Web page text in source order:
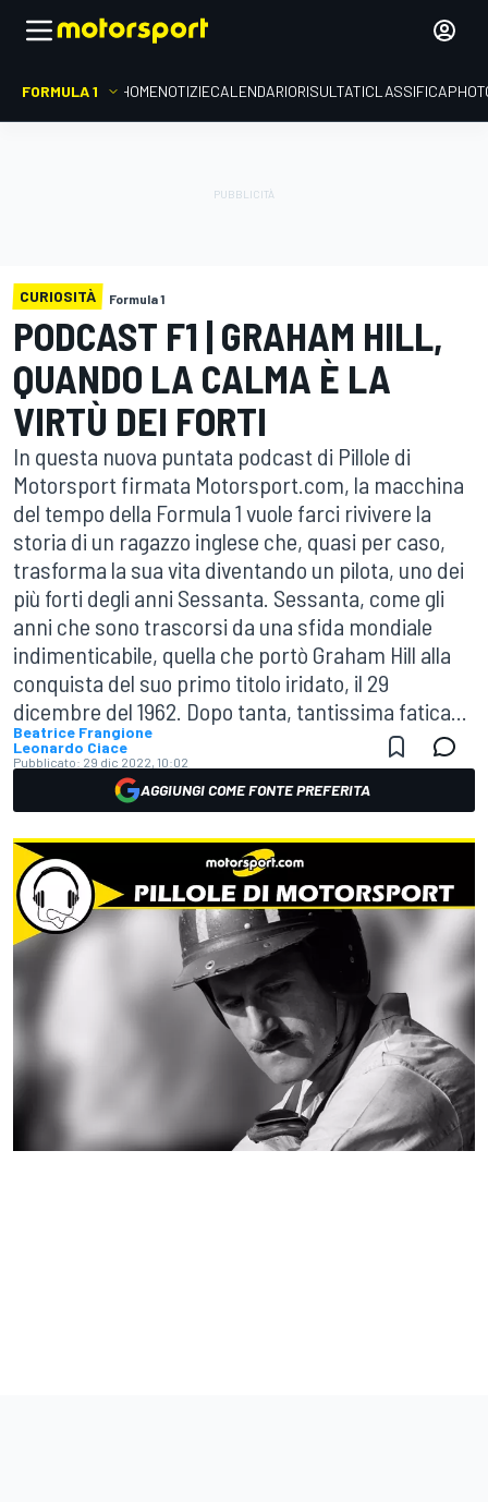
FORMULA 1 HOMENOTIZIECALENDARIORISULTATICLASSIFICA
CURIOSITÀ Formula 1
PODCAST F1 | GRAHAM HILL,
QUANDO LA CALMA È LA
VIRTÙ DEI FORTI
In questa nuova puntata podcast di Pillole di
Motorsport firmata Motorsport.com, la macchina
del tempo della Formula 1 vuole farci rivivere la
storia di un ragazzo inglese che, quasi per caso,
trasforma la sua vita diventando un pilota, uno dei
più forti degli anni Sessanta. Sessanta, come gli
anni che sono trascorsi da una sfida mondiale
indimenticabile, quella che portò Graham Hill alla
conquista del suo primo titolo iridato, il 29
dicembre del 1962. Dopo tanta, tantissima fatica...
Beatrice Frangione
Leonardo Ciace
Pubblicato: 29 dic 2022, 10:02
AGGIUNGI COME FONTE PREFERITA